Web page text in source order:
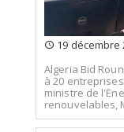
19 décembre
Algeria Bid
à 20
ministre de
renouvelables,